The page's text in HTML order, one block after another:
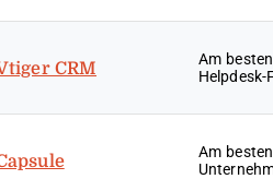
CRM
Am
Helpdesk-
Am